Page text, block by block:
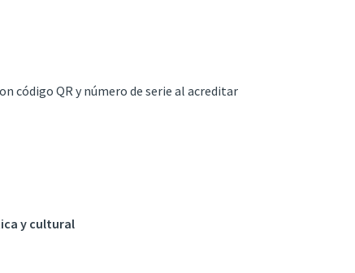
código QR y número de serie al acreditar
y cultural